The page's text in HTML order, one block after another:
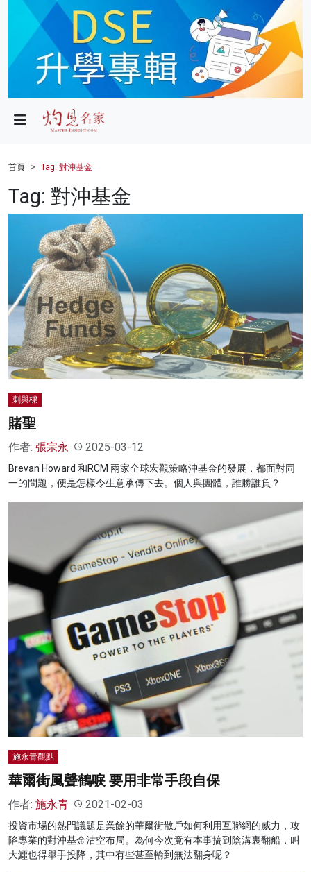
政局
財經
健康
商業
科技
影片
名家榜
灼見活動
首頁 Tag: 對沖基金
Tag: 對沖基金
刺與樑
賭聖
作者: 張宗永 2025-03-12
Brevan Howard 和RCM 兩家全球宏觀策略沖基金的發展，都面對同
一的問題，便是怎樣令生意承傳下去。個人與團體，誰勝誰負？
施永青觀點
華爾街風聲鶴唳 要用非常手段自保
作者: 施永青 2021-02-03
投資市場的熱門議題是業餘的華爾街散戶如何利用互聯網的威力，攻
陷專業的對沖基金沽空布局。為何今次竟有本事搞到陰溝裏翻船，叫
大鱷也得舉手投降，其中有些甚至輸到無法翻身呢？